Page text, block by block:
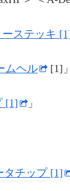
ーステッキ
ムヘル [1]」
[1] 」
タチップ [1]